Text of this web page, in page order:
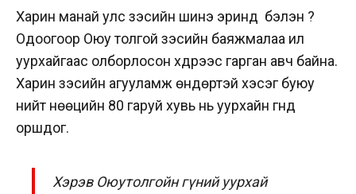
Харин манай улс зэсийн шинэ эринд бэлэн үү?
Одоогоор Оюу толгой зэсийн баяжмалаа ил
уурхайгаас олборлосон хүдрээс гарган авч байна.
Харин зэсийн агууламж өндөртэй хэсэг буюу
нийт нөөцийн 80 гаруй хувь нь уурхайн гүнд
оршдог.
Хэрэв Оюутолгойн гүний уурхай